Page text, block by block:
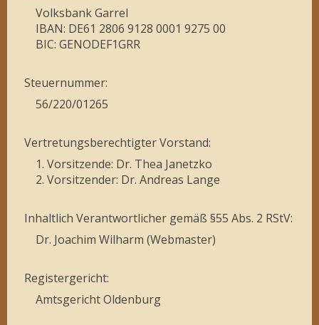
Volksbank Garrel
IBAN: DE61 2806 9128 0001 9275 00
BIC: GENODEF1GRR
Steuernummer:
56/220/01265
Vertretungsberechtigter Vorstand:
1. Vorsitzende: Dr. Thea Janetzko
2. Vorsitzender: Dr. Andreas Lange
Inhaltlich Verantwortlicher gemäß §55 Abs. 2 RStV:
Dr. Joachim Wilharm (Webmaster)
Registergericht:
Amtsgericht Oldenburg